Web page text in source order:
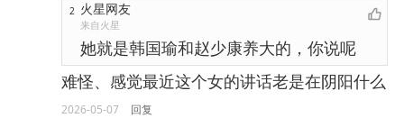
2 火星网友
来自火星
她就是韩国瑜和赵少康养大的，你说呢
难怪、感觉最近这个女的讲话老是在阴阳什么
2026-05-07 回复